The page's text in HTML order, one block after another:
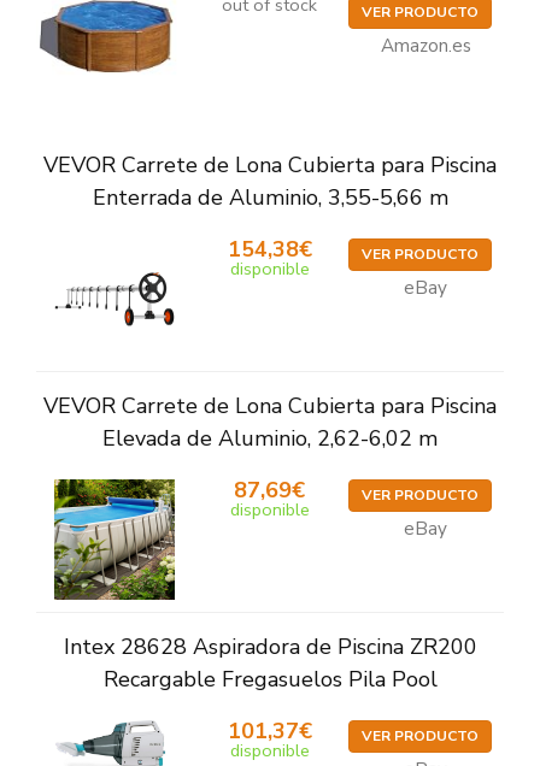
VER PRODUCTO
Amazon.es
VEVOR Carrete de Lona Cubierta para Piscina
Enterrada de Aluminio, 3,55-5,66 m
154,38€
disponible
VER PRODUCTO
eBay
VEVOR Carrete de Lona Cubierta para Piscina
Elevada de Aluminio, 2,62-6,02 m
87,69€
disponible
VER PRODUCTO
eBay
Intex 28628 Aspiradora de Piscina ZR200
Recargable Fregasuelos Pila Pool
101,37€
disponible
VER PRODUCTO